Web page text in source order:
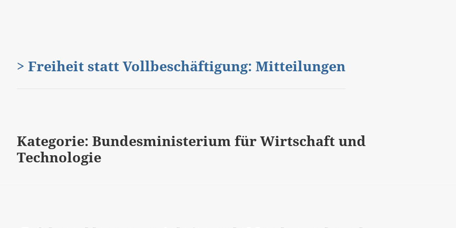
> Freiheit statt Vollbeschäftigung: Mitteilungen
Kategorie:Bundesministerium für Wirtschaft und
Technologie